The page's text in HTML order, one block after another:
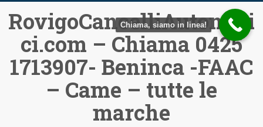
contenuto
RovigoCancelliAutomati
ci.com – Chiama 0425
1713907- Beninca -FAAC
– Came – tutte le
marche
Chiama, siamo in linea!